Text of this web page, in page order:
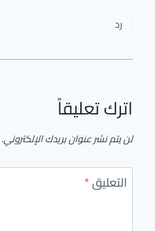
رد
اترك تعليقاً
لن يتم نشر عنوان بريدك الإلكتروني.
التعليق*